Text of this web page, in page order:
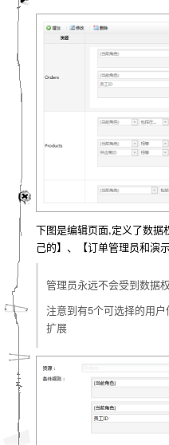
下图是编辑页面,定义了数据
己的】、【订单管理员和演
管理员永远不会受到数据
注意到有5个可选择的用
扩展